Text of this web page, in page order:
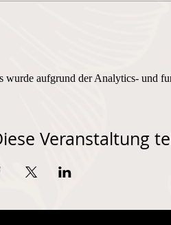
wurde aufgrund der Analytics- und
Veranstaltung